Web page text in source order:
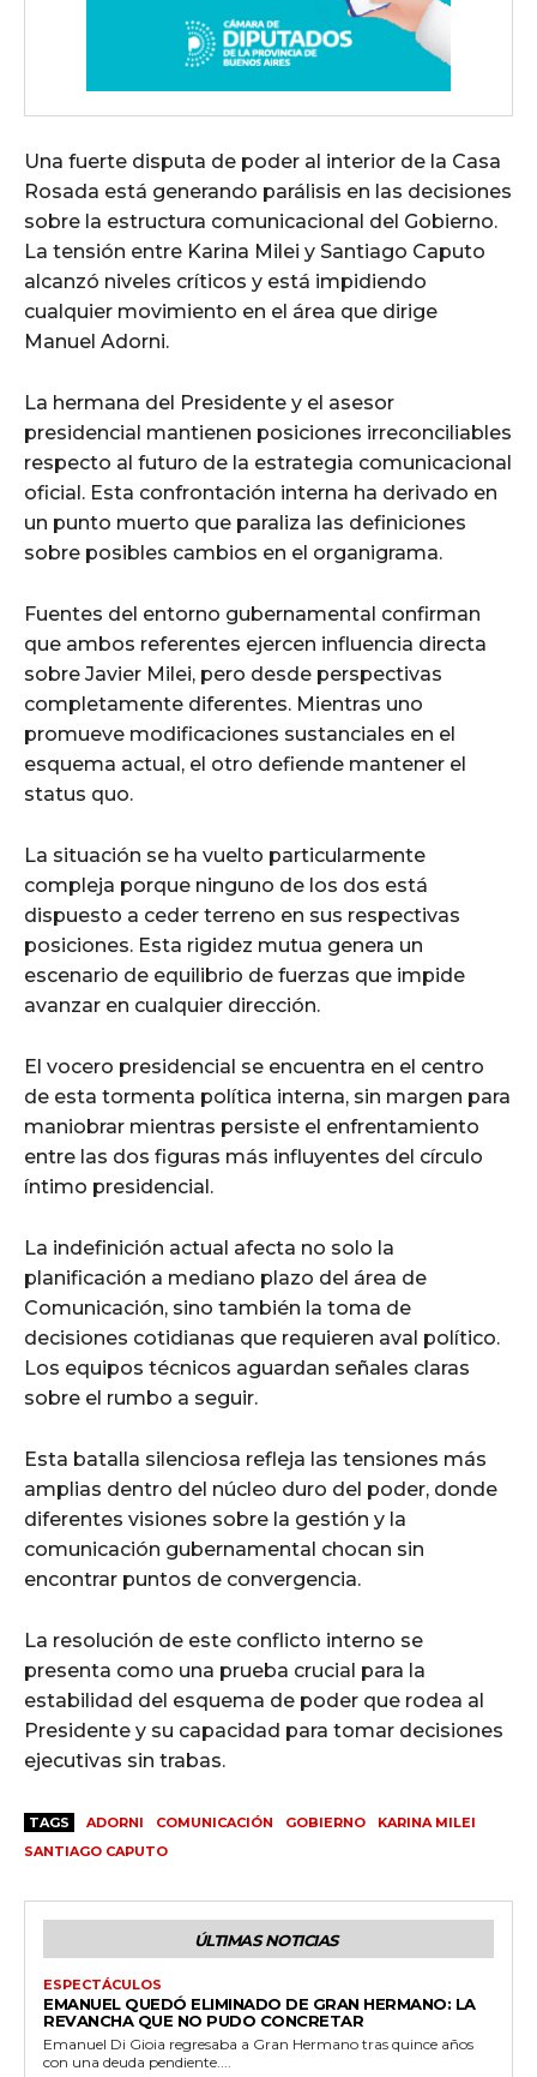
Una fuerte disputa de poder al interior de la Casa
Rosada está generando parálisis en las decisiones
sobre la estructura comunicacional del Gobierno.
La tensión entre Karina Milei y Santiago Caputo
alcanzó niveles críticos y está impidiendo
cualquier movimiento en el área que dirige
Manuel Adorni.
La hermana del Presidente y el asesor
presidencial mantienen posiciones irreconciliables
respecto al futuro de la estrategia comunicacional
oficial. Esta confrontación interna ha derivado en
un punto muerto que paraliza las definiciones
sobre posibles cambios en el organigrama.
Fuentes del entorno gubernamental confirman
que ambos referentes ejercen influencia directa
sobre Javier Milei, pero desde perspectivas
completamente diferentes. Mientras uno
promueve modificaciones sustanciales en el
esquema actual, el otro defiende mantener el
status quo.
La situación se ha vuelto particularmente
compleja porque ninguno de los dos está
dispuesto a ceder terreno en sus respectivas
posiciones. Esta rigidez mutua genera un
escenario de equilibrio de fuerzas que impide
avanzar en cualquier dirección.
El vocero presidencial se encuentra en el centro
de esta tormenta política interna, sin margen para
maniobrar mientras persiste el enfrentamiento
entre las dos figuras más influyentes del círculo
íntimo presidencial.
La indefinición actual afecta no solo la
planificación a mediano plazo del área de
Comunicación, sino también la toma de
decisiones cotidianas que requieren aval político.
Los equipos técnicos aguardan señales claras
sobre el rumbo a seguir.
Esta batalla silenciosa refleja las tensiones más
amplias dentro del núcleo duro del poder, donde
diferentes visiones sobre la gestión y la
comunicación gubernamental chocan sin
encontrar puntos de convergencia.
La resolución de este conflicto interno se
presenta como una prueba crucial para la
estabilidad del esquema de poder que rodea al
Presidente y su capacidad para tomar decisiones
ejecutivas sin trabas.
TAGS ADORNI COMUNICACIÓN GOBIERNO
KARINA MILEI
SANTIAGO CAPUTO
ÚLTIMAS NOTICIAS
ESPECTÁCULOS
EMANUEL QUEDÓ ELIMINADO DE GRAN HERMANO: LA
REVANCHA QUE NO PUDO CONCRETAR
Emanuel Di Gioia regresaba a Gran Hermano tras quince años
con una deuda pendiente....